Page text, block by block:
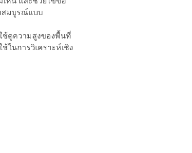
สมบูรณ์แบบ
ช้ดูความสูงของพื้นที่
ในการวิเคราะห์เชิง